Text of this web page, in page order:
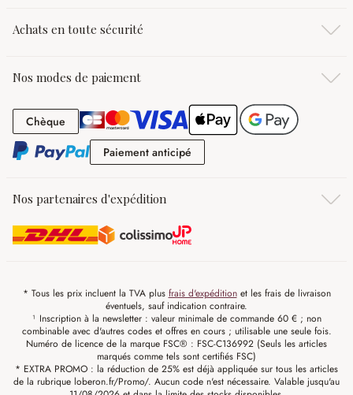
Achats en toute sécurité
Nos modes de paiement
Chèque Chèque
Paiement anticipé
Nos partenaires d'expédition
* Tous les prix incluent la TVA plus frais d'expéditionet les frais de livraison
éventuels, sauf indication contraire.
¹ Inscription à la newsletter : valeur minimale de commande 60 € ; non
combinable avec d'autres codes et offres en cours ; utilisable une seule fois.
Numéro de licence de la marque FSC® : FSC-C136992 (Seuls les articles
marqués comme tels sont certifiés FSC)
* EXTRA PROMO : la réduction de 25% est déjà appliquée sur tous les articles
de la rubrique loberon.fr/Promo/. Aucun code n'est nécessaire. Valable jusqu'au